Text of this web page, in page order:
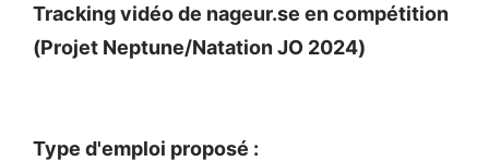
Tracking vidéo de nageur.se en compétition
(Projet Neptune/Natation JO 2024)
Type d'emploi proposé :